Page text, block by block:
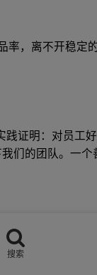
率，离不开稳定
证明：对员工
们的团队。一
搜索